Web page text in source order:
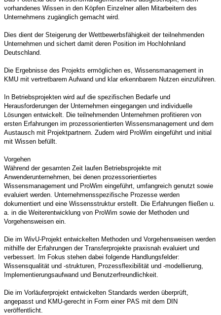
vorhandenes Wissen in den Köpfen Einzelner allen Mitarbeitern des
Unternehmens zugänglich gemacht wird.
Dies dient der Steigerung der Wettbewerbsfähigkeit der teilnehmenden
Unternehmen und sichert damit deren Position im Hochlohnland
Deutschland.
Die Ergebnisse des Projekts ermöglichen es, Wissensmanagement in
KMU mit vertretbarem Aufwand und klar erkennbarem Nutzen einzuführen.
In Betriebsprojekten wird auf die spezifischen Bedarfe und
Herausforderungen der Unternehmen eingegangen und individuelle
Lösungen entwickelt. Die teilnehmenden Unternehmen profitieren von
ersten Erfahrungen im prozessorientierten Wissensmanagement und dem
Austausch mit Projektpartnern. Zudem wird ProWim eingeführt und initial
mit Wissen befüllt.
Vorgehen
Während der gesamten Zeit laufen Betriebsprojekte mit
Anwenderunternehmen, bei denen prozessorientiertes
Wissensmanagement und ProWim eingeführt, umfangreich genutzt sowie
evaluiert werden. Unternehmensspezifische Prozesse werden
dokumentiert und eine Wissensstruktur erstellt. Die Erfahrungen fließen u.
a. in die Weiterentwicklung von ProWim sowie der Methoden und
Vorgehensweisen ein.
Die im WivU-Projekt entwickelten Methoden und Vorgehensweisen werden
mithilfe der Erfahrungen der Transferprojekte praxisnah evaluiert und
verbessert. Im Fokus stehen dabei folgende Handlungsfelder:
Wissensqualität und -strukturen, Prozessflexibilität und -modellierung,
Implementierungsaufwand und Benutzerfreundlichkeit.
Die im Vorläuferprojekt entwickelten Standards werden überprüft,
angepasst und KMU-gerecht in Form einer PAS mit dem DIN
veröffentlicht.